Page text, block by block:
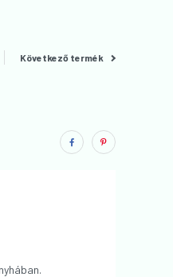
Következő termék